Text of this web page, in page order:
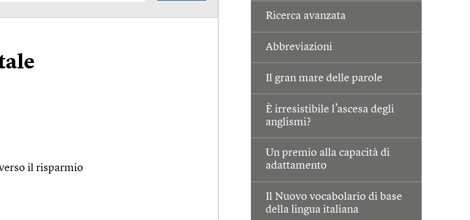
Ricerca avanzata
Abbreviazioni
Il gran mare delle parole
È irresistibile l’ascesa degli
anglismi?
Un premio alla capacità di
adattamento
Il Nuovo vocabolario di base
della lingua italiana
il risparmio